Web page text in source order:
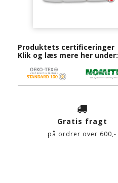
Produktets certificeringer
Klik og læs mere her under:
Gratis fragt
på ordrer over 600,-